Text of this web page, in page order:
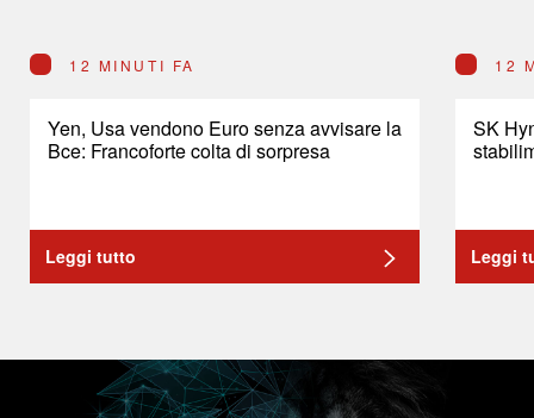
12 MINUTI FA
Yen, Usa vendono Euro senza avvisare la
Bce: Francoforte colta di sorpresa
Leggi tutto
12
SK
Leggi